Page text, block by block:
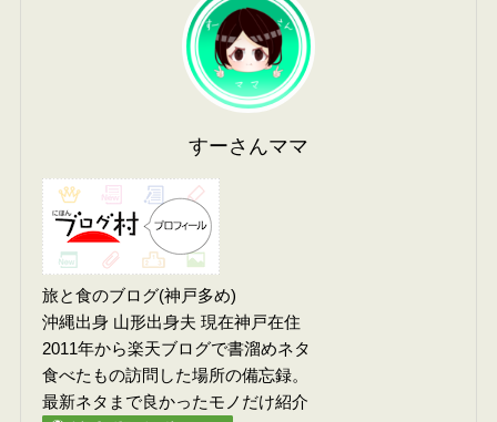
すーさんママ
旅と食のブログ(神戸多め)
沖縄出身 山形出身夫 現在神戸在住
2011年から楽天ブログで書溜めネタ
食べたもの訪問した場所の備忘録。
最新ネタまで良かったモノだけ紹介